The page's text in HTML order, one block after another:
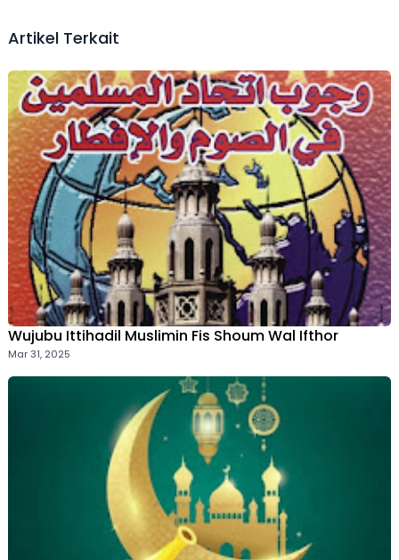
Artikel Terkait
Wujubu Ittihadil Muslimin Fis Shoum Wal Ifthor
Mar 31, 2025